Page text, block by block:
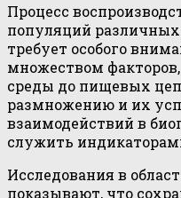
Процесс
популяций
требует особого
множеством
среды до пищевых
размножению и их
взаимодействий в
служить
Исследования в
показывают, что